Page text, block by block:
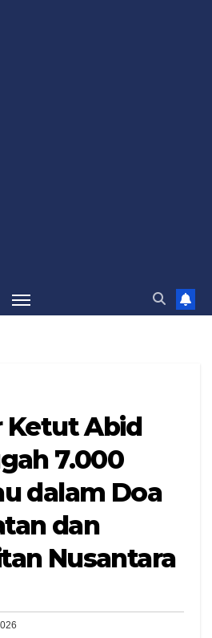
Ketut Abid
7.000
dalam Doa
dan
Nusantara